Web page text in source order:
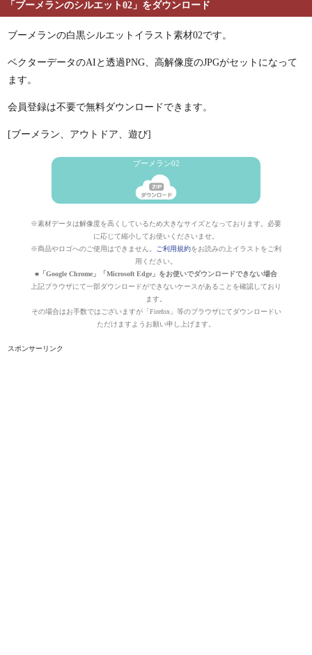
「ブーメランのシルエット02」をダウンロード
ブーメランの白黒シルエットイラスト素材02です。
ベクターデータのAIと透過PNG、高解像度のJPGがセットになって
ます。
会員登録は不要で無料ダウンロードできます。
[ブーメラン、アウトドア、遊び]
ブーメラン02
※素材データは解像度を高くしているため大きなサイズとなっております。必要
に応じて縮小してお使いくださいませ。
※商品やロゴへのご使用はできません。
ご利用規約をお読みの上イラストをご利
用ください。
■「Google Chrome」「Microsoft Edge」をお使いでダウンロードできない場合
上記ブラウザにて一部ダウンロードができないケースがあることを確認しており
ます。
その場合はお手数ではございますが「Firefox」等のブラウザにてダウンロードい
ただけますようお願い申し上げます。
スポンサーリンク